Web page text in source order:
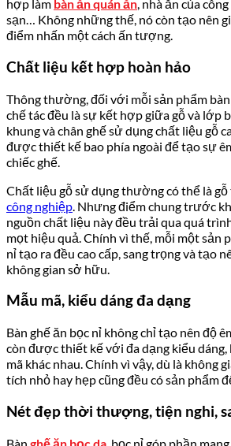
hợp làm bàn ăn quán ăn, nhà ăn của
sạn… Không những thế, nó còn tạo nên
điểm nhấn một cách ấn tượng.
Chất liệu kết hợp hoàn hảo
Thông thường, đối với mỗi sản phẩm
chế tác đều là sự kết hợp giữa gỗ và lớp
khung và chân ghế sử dụng chất liệu gỗ
được thiết kế bao phía ngoài để tạo sự
chiếc ghế.
Chất liệu gỗ sử dụng thường có thể là
công nghiệp . Nhưng điểm chung trước
nguồn chất liệu này đều trải qua quá
mọt hiệu quả. Chính vì thế, mỗi một sản
nỉ tạo ra đều cao cấp, sang trọng và tạo
không gian sở hữu.
Mẫu mã, kiểu dáng đa dạng
Bàn ghế ăn bọc nỉ không chỉ tạo nên độ
còn được thiết kế với đa dạng kiểu
mã khác nhau. Chính vì vậy, dù là không
tích nhỏ hay hẹp cũng đều có sản phẩm
Nét đẹp thời thượng, tiện nghi,
Bàn ghế ăn bọc da , bọc nỉ góp phần